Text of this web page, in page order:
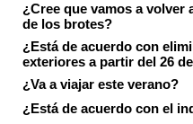
¿Cree que vamos a volver
de los brotes?
¿Está de acuerdo con
exteriores a partir del 26
¿Va a viajar este verano?
¿Está de acuerdo con el